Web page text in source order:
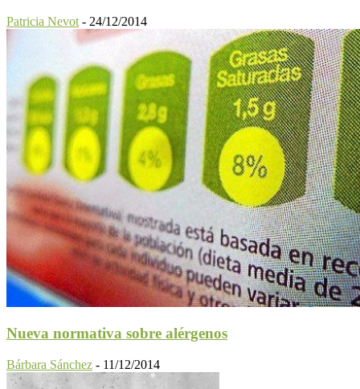
Patricia Nevot - 24/12/2014
Nueva normativa sobre alérgenos
Bárbara Sánchez - 11/12/2014